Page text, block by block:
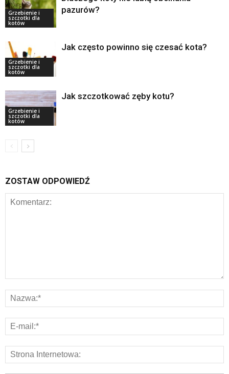
Grzebienie i
szczotki dla
kotów
pazurów?
Grzebienie i
szczotki dla
kotów
Jak często powinno się czesać kota?
Grzebienie i
szczotki dla
kotów
Jak szczotkować zęby kotu?
ZOSTAW ODPOWIEDŹ